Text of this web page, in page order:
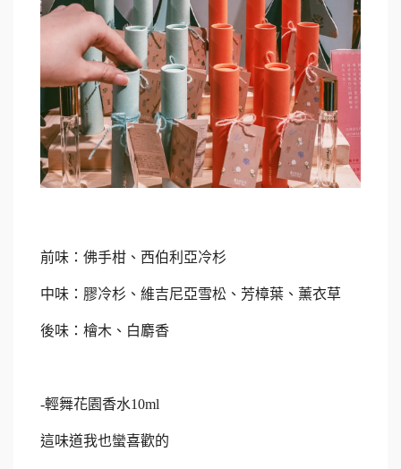
前味：佛手柑、西伯利亞冷杉
中味：膠冷杉、維吉尼亞雪松、芳樟葉、薰衣草
後味：檜木、白麝香
-輕舞花園香水10ml
這味道我也蠻喜歡的